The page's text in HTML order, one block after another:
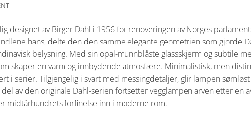
designet av Birger Dahl i 1956 for renoveringen av Norges
hans, delte den den samme elegante geometrien som gjorde
belysning. Med sin opal-munnblåste glassskjerm og subtile
skaper en varm og innbydende atmosfære. Minimalistisk, men
i serier. Tilgjengelig i svart med messingdetaljer, glir lampen
av den originale Dahl-serien fortsetter vegglampen arven etter en
midtårhundrets forfinelse inn i moderne rom.